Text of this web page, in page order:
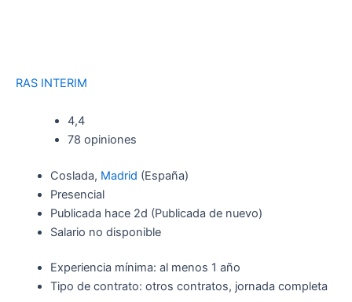
RAS INTERIM
4,4
78 opiniones
Coslada, Madrid (España)
Presencial
Publicada hace 2d (Publicada de nuevo)
Salario no disponible
Experiencia mínima: al menos 1 año
Tipo de contrato: otros contratos, jornada completa